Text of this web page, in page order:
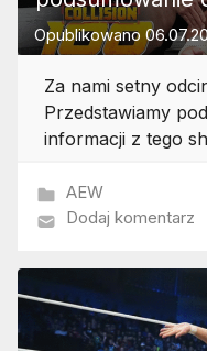
Opublikowano
Za nami setny
Przedstawiamy
informacji z tego
AEW
Dodaj komentarz